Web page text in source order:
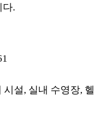
다.
설, 실내 수영장, 헬